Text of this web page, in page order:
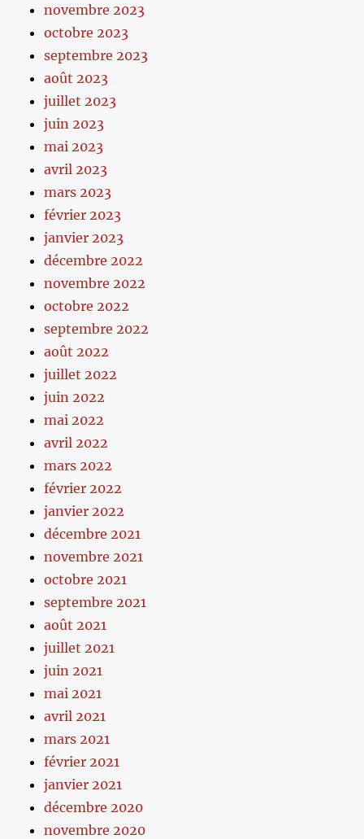
novembre 2023
octobre 2023
septembre 2023
août 2023
juillet 2023
juin 2023
mai 2023
avril 2023
mars 2023
février 2023
janvier 2023
décembre 2022
novembre 2022
octobre 2022
septembre 2022
août 2022
juillet 2022
juin 2022
mai 2022
avril 2022
mars 2022
février 2022
janvier 2022
décembre 2021
novembre 2021
octobre 2021
septembre 2021
août 2021
juillet 2021
juin 2021
mai 2021
avril 2021
mars 2021
février 2021
janvier 2021
décembre 2020
novembre 2020